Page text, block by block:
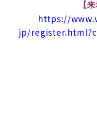
【
https://
jp/